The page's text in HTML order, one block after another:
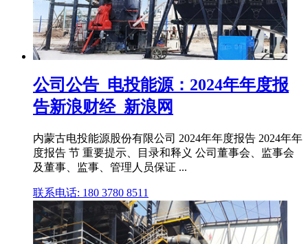
公司公告_电投能源：2024年年度报
告新浪财经_新浪网
内蒙古电投能源股份有限公司 2024年年度报告 2024年年
度报告 节 重要提示、目录和释义 公司董事会、监事会
及董事、监事、管理人员保证 ...
联系电话: 180 3780 8511